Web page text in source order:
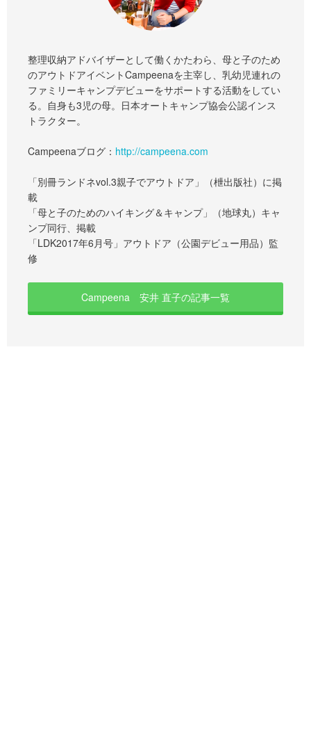
整理収納アドバイザーとして働くかたわら、母と子のため
のアウトドアイベントCampeenaを主宰し、乳幼児連れの
ファミリーキャンプデビューをサポートする活動をしてい
る。自身も3児の母。日本オートキャンプ協会公認インス
トラクター。
Campeenaブログ： http://campeena.com
「別冊ランドネvol.3親子でアウトドア」（枻出版社）に掲
載
「母と子のためのハイキング＆キャンプ」（地球丸）キャ
ンプ同行、掲載
「LDK2017年6月号」アウトドア（公園デビュー用品）監
修
Campeena 安井 直子の記事一覧